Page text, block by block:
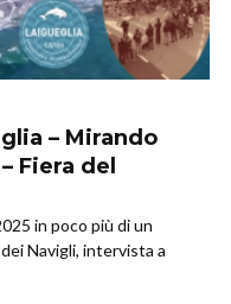
– Mirando
Fiera del
in poco più di un
Navigli, intervista a